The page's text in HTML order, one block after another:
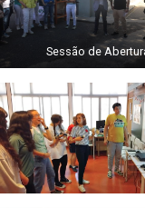
Sessão de